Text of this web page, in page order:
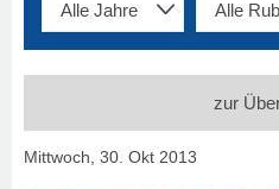
zur
Mittwoch, 30. Okt 2013